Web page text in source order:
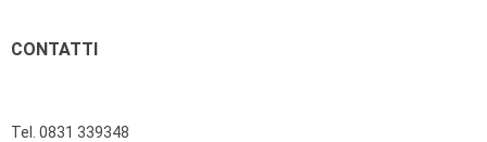
CONTATTI
Tel. 0831 339348